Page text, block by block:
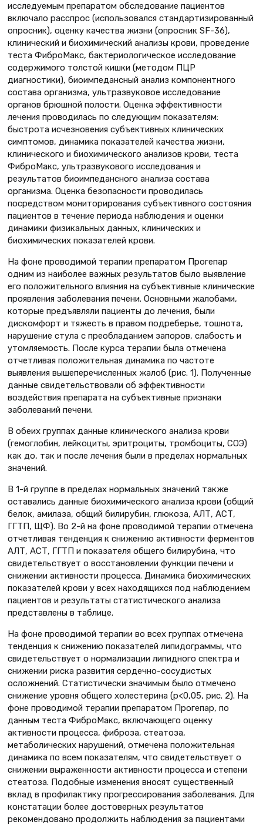
исследуемым препаратом обследование пациентов
включало расспрос (использовался стандартизированный
опросник), оценку качества жизни (опросник SF-36),
клинический и биохимический анализы крови, проведение
теста ФиброМакс, бактериологическое исследование
содержимого толстой кишки (методом ПЦР
диагностики), биоимпедансный анализ компонентного
состава организма, ультразвуковое исследование
органов брюшной полости. Оценка эффективности
лечения проводилась по следующим показателям:
быстрота исчезновения субъективных клинических
симптомов, динамика показателей качества жизни,
клинического и биохимического анализов крови, теста
ФиброМакс, ультразвукового исследования и
результатов биоимпедансного анализа состава
организма. Оценка безопасности проводилась
посредством мониторирования субъективного состояния
пациентов в течение периода наблюдения и оценки
динамики физикальных данных, клинических и
биохимических показателей крови.
На фоне проводимой терапии препаратом Прогепар
одним из наиболее важных результатов было выявление
его положительного влияния на субъективные клинические
проявления заболевания печени. Основными жалобами,
которые предъявляли пациенты до лечения, были
дискомфорт и тяжесть в правом подреберье, тошнота,
нарушение стула с преобладанием запоров, слабость и
утомляемость. После курса терапии была отмечена
отчетливая положительная динамика по частоте
выявления вышеперечисленных жалоб (рис. 1). Полученные
данные свидетельствовали об эффективности
воздействия препарата на субъективные признаки
заболеваний печени.
В обеих группах данные клинического анализа крови
(гемоглобин, лейкоциты, эритроциты, тромбоциты, СОЭ)
как до, так и после лечения были в пределах нормальных
значений.
В 1-й группе в пределах нормальных значений также
оставались данные биохимического анализа крови (общий
белок, амилаза, общий билирубин, глюкоза, АЛТ, АСТ,
ГГТП, ЩФ). Во 2-й на фоне проводимой терапии отмечена
отчетливая тенденция к снижению активности ферментов
АЛТ, АСТ, ГГТП и показателя общего билирубина, что
свидетельствует о восстановлении функции печени и
снижении активности процесса. Динамика биохимических
показателей крови у всех находящихся под наблюдением
пациентов и результаты статистического анализа
представлены в таблице.
На фоне проводимой терапии во всех группах отмечена
тенденция к снижению показателей липидограммы, что
свидетельствует о нормализации липидного спектра и
снижении риска развития сердечно-сосудистых
осложнений. Статистически значимым было отмечено
снижение уровня общего холестерина (р<0,05, рис. 2). На
фоне проводимой терапии препаратом Прогепар, по
данным теста ФиброМакс, включающего оценку
активности процесса, фиброза, стеатоза,
метаболических нарушений, отмечена положительная
динамика по всем показателям, что свидетельствует о
снижении выраженности активности процесса и степени
стеатоза. Подобные изменения вносят существенный
вклад в профилактику прогрессирования заболевания. Для
констатации более достоверных результатов
рекомендовано продолжить наблюдения за пациентами